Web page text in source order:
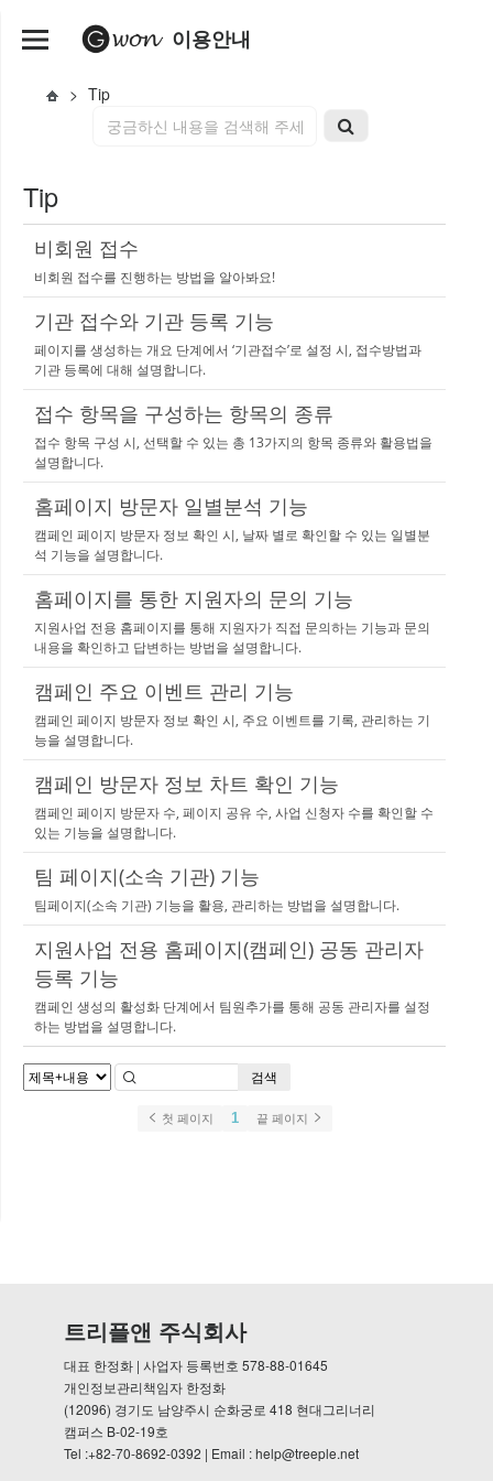
이용안내
> Tip
Tip
비회원 접수
비회원 접수를 진행하는 방법을 알아봐요!
기관 접수와 기관 등록 기능
페이지를 생성하는 개요 단계에서 ‘기관접수’로 설정 시, 접수방법과
기관 등록에 대해 설명합니다.
접수 항목을 구성하는 항목의 종류
접수 항목 구성 시, 선택할 수 있는 총 13가지의 항목 종류와 활용법을
설명합니다.
홈페이지 방문자 일별분석 기능
캠페인 페이지 방문자 정보 확인 시, 날짜 별로 확인할 수 있는 일별분
석 기능을 설명합니다.
홈페이지를 통한 지원자의 문의 기능
지원사업 전용 홈페이지를 통해 지원자가 직접 문의하는 기능과 문의
내용을 확인하고 답변하는 방법을 설명합니다.
캠페인 주요 이벤트 관리 기능
캠페인 페이지 방문자 정보 확인 시, 주요 이벤트를 기록, 관리하는 기
능을 설명합니다.
캠페인 방문자 정보 차트 확인 기능
캠페인 페이지 방문자 수, 페이지 공유 수, 사업 신청자 수를 확인할 수
있는 기능을 설명합니다.
팀 페이지(소속 기관) 기능
팀페이지(소속 기관) 기능을 활용, 관리하는 방법을 설명합니다.
지원사업 전용 홈페이지(캠페인) 공동 관리자
등록 기능
캠페인 생성의 활성화 단계에서 팀원추가를 통해 공동 관리자를 설정
하는 방법을 설명합니다.
검색
첫 페이지 1 끝 페이지
트리플앤 주식회사
대표 한정화 | 사업자 등록번호 578-88-01645
개인정보관리책임자 한정화
(12096) 경기도 남양주시 순화궁로 418 현대그리너리
캠퍼스 B-02-19호
Tel :+82-70-8692-0392 | Email : help@treeple.net